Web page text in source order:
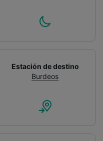
Estación de destino
Burdeos